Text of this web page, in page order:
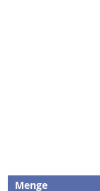
Menge